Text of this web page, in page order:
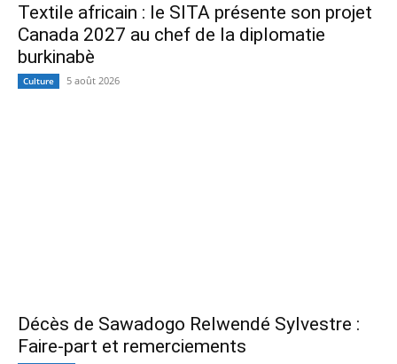
Textile africain : le SITA présente son projet
Canada 2027 au chef de la diplomatie
burkinabè
Culture 5 août 2026
Décès de Sawadogo Relwendé Sylvestre :
Faire-part et remerciements